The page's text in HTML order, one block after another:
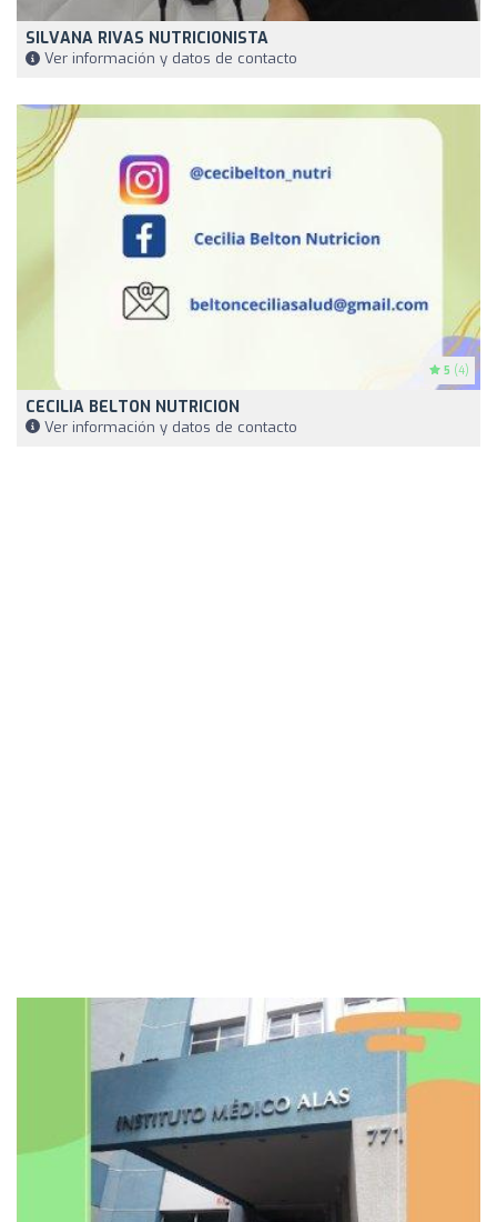
SILVANA RIVAS NUTRICIONISTA
Ver información y datos de contacto
5 (4)
CECILIA BELTON NUTRICION
Ver información y datos de contacto